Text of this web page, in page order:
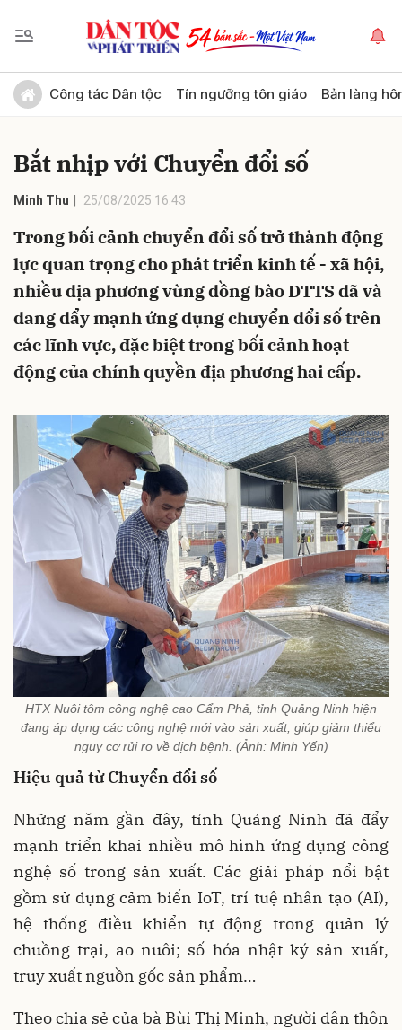
Công tác Dân tộc Tín ngưỡng tôn giáo Bản làng
Bắt nhịp với Chuyển đổi số
Minh Thu 25/08/2025 16:43
Trong bối cảnh chuyển đổi số trở thành động
lực quan trọng cho phát triển kinh tế - xã hội,
nhiều địa phương vùng đồng bào DTTS đã và
đang đẩy mạnh ứng dụng chuyển đổi số trên
các lĩnh vực, đặc biệt trong bối cảnh hoạt
động của chính quyền địa phương hai cấp.
HTX Nuôi tôm công nghệ cao Cẩm Phả, tỉnh Quảng Ninh hiện
đang áp dụng các công nghệ mới vào sản xuất, giúp giảm thiểu
nguy cơ rủi ro về dịch bệnh. (Ảnh: Minh Yến)
Hiệu quả từ Chuyển đổi số
Những năm gần đây, tỉnh Quảng Ninh đã đẩy
mạnh triển khai nhiều mô hình ứng dụng công
nghệ số trong sản xuất. Các giải pháp nổi bật
gồm sử dụng cảm biến IoT, trí tuệ nhân tạo (AI),
hệ thống điều khiển tự động trong quản lý
chuồng trại, ao nuôi; số hóa nhật ký sản xuất,
truy xuất nguồn gốc sản phẩm…
Theo chia sẻ của bà Bùi Thị Minh, người dân thôn
Gửi bình luận
Hủy Gửi